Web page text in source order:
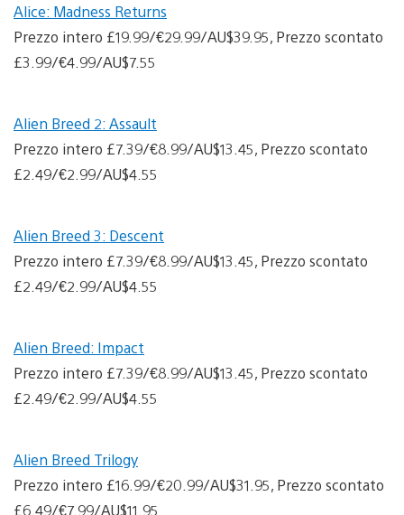
Alice: Madness Returns
Prezzo intero £19.99/€29.99/AU$39.95, Prezzo scontato
£3.99/€4.99/AU$7.55
Alien Breed 2: Assault
Prezzo intero £7.39/€8.99/AU$13.45, Prezzo scontato
£2.49/€2.99/AU$4.55
Alien Breed 3: Descent
Prezzo intero £7.39/€8.99/AU$13.45, Prezzo scontato
£2.49/€2.99/AU$4.55
Alien Breed: Impact
Prezzo intero £7.39/€8.99/AU$13.45, Prezzo scontato
£2.49/€2.99/AU$4.55
Alien Breed Trilogy
Prezzo intero £16.99/€20.99/AU$31.95, Prezzo scontato
£6.49/€7.99/AU$11.95